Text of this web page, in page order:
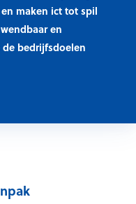
maken ict tot spil
en
bedrijfsdoelen